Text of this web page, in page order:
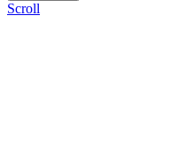
Scroll